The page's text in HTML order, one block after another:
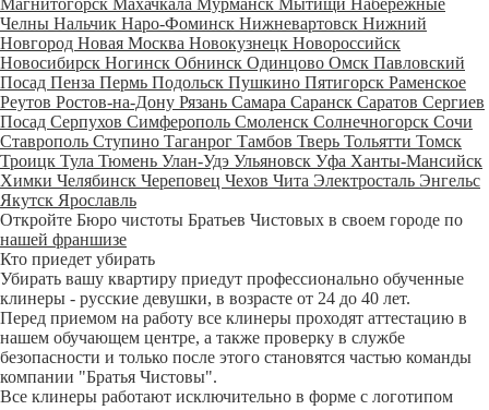
Магнитогорск Махачкала Мурманск Мытищи Набережные
Челны Нальчик Наро-Фоминск Нижневартовск Нижний
Новгород Новая Москва Новокузнецк Новороссийск
Новосибирск Ногинск Обнинск Одинцово Омск Павловский
Посад Пенза Пермь Подольск Пушкино Пятигорск Раменское
Реутов Ростов-на-Дону Рязань Самара Саранск Саратов Сергиев
Посад Серпухов Симферополь Смоленск Солнечногорск Сочи
Ставрополь Ступино Таганрог Тамбов Тверь Тольятти Томск
Троицк Тула Тюмень Улан-Удэ Ульяновск Уфа Ханты-Мансийск
Химки Челябинск Череповец Чехов Чита Электросталь Энгельс
Якутск Ярославль
Откройте Бюро чистоты Братьев Чистовых в своем городе по
нашей франшизе
Кто приедет убирать
Убирать вашу квартиру приедут профессионально обученные
клинеры - русские девушки, в возрасте от 24 до 40 лет.
Перед приемом на работу все клинеры проходят аттестацию в
нашем обучающем центре, а также проверку в службе
безопасности и только после этого становятся частью команды
компании "Братья Чистовы".
Все клинеры работают исключительно в форме с логотипом